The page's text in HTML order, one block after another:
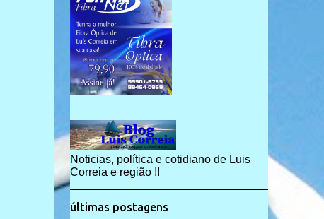
Noticias, política e cotidiano de Luis
Correia e região !!
últimas postagens